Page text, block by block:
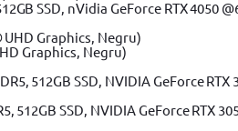
SSD, nVidia GeForce RTX 4050
Graphics, Negru)
SSD, NVIDIA GeForce RTX